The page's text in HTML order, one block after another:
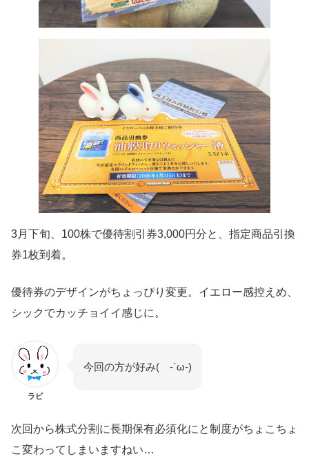
3月下旬、100株で優待割引券3,000円分と、指定商品引換
券1枚到着。
優待券のデザインがちょっぴり変更。イエロー感控えめ、
シックでカッチョイイ感じに。
ラビ
今回の方が好み( -`ω-)
次回から株式分割に長期保有必須化にと制度がちょこちょ
こ変わってしまいますねい…